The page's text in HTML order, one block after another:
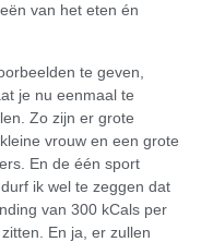
van het eten én
te geven,
je nu eenmaal te
Zo zijn er grote
vrouw en een grote
En de één sport
ik wel te zeggen dat
van 300 kCals per
En ja, er zullen